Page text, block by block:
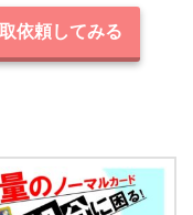
依頼してみる